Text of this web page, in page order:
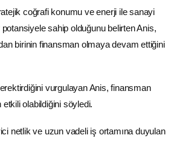
coğrafi konumu ve enerji ile sanayi
sahip olduğunu belirten Anis,
birinin finansman olmaya devam ettiğini
vurgulayan Anis, finansman
olabildiğini söyledi.
netlik ve uzun vadeli iş ortamına duyulan